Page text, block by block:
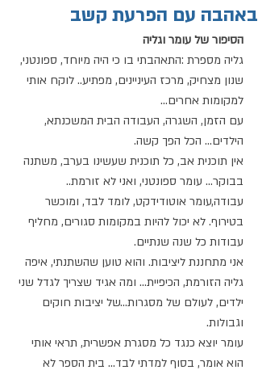
באהבה עם הפרעת קשב
הסיפור של עומר וגליה
גליה מספרת :התאהבתי בו כי היה מיוחד, ספונטני,
שנון מצחיק, מרכז העיניינים, מפתיע.. לוקח אותי
למקומות אחרים...
עם הזמן, השגרה, העבודה הבית המשכנתא,
הילדים... הכל הפך קשה.
אין תוכנית אב, כל תוכנית שעשינו בערב, משתנה
בבוקר... עומר ספונטני, ואני לא זורמת..
עבודה,עומר אוטודידקט, לומד לבד, ומוכשר
בטירוף. לא יכול להיות במקומות סגורים, מחליף
עבודות כל שנה שנתיים.
אני מתחננת ליציבות. והוא טוען שהשתנתי, איפה
גליה הזורמת, הכיפיית... ומה אגיד שצריך לגדל שני
ילדים, לעולם של מסגרות...של יציבות חוקים
וגבולות.
עומר יוצא כנגד כל מסגרת אפשרית, תראי אותי
הוא אומר, בסוף למדתי לבד... בית הספר לא